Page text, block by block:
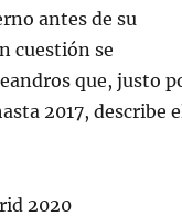
antes de su
cuestión se
que, justo
2017, describe